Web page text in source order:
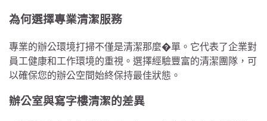
為何選擇專業清潔服務
專業的辦公環境打掃不僅是清潔那麼�單。它代表了企業對
員工健康和工作環境的重視。選擇經驗豐富的清潔團隊，可
以確保您的辦公空間始終保持最佳狀態。
辦公室與寫字樓清潔的差異